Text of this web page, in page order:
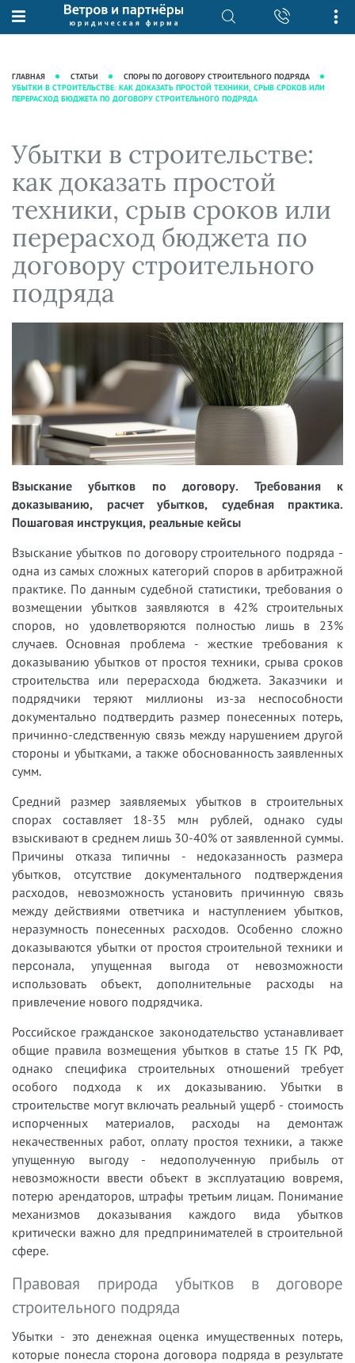
О нас
Рекомендации
Преимущества юридической
фирмы
Кейсы
Вакансии
Юридические услуги
Интеллектуальная собственность
Налоговая практика
Сопровождение бизнеса
Ведение уголовных дел
Защита активов
Ведение дел о банкротстве
База знаний
практики"
Аудиоподкасты
Видеоподкасты
Справочная
Вопросы-ответы
Вебинары и семинары
Прямые эфиры
ГЛАВНАЯ СТАТЬИ
СПОРЫ ПО ДОГОВОРУ СТРОИТЕЛЬНОГО ПОДРЯДА
УБЫТКИ В СТРОИТЕЛЬСТВЕ: КАК ДОКАЗАТЬ ПРОСТОЙ ТЕХНИКИ, СРЫВ СРОКОВ ИЛИ
ПЕРЕРАСХОД БЮДЖЕТА ПО ДОГОВОРУ СТРОИТЕЛЬНОГО ПОДРЯДА
Убытки в строительстве:
как доказать простой
техники, срыв сроков или
перерасход бюджета по
договору строительного
подряда
Взыскание убытков по договору. Требования к
доказыванию, расчет убытков, судебная практика.
Пошаговая инструкция, реальные кейсы
Взыскание убытков по договору строительного подряда -
одна из самых сложных категорий споров в арбитражной
практике. По данным судебной статистики, требования о
возмещении убытков заявляются в 42% строительных
споров, но удовлетворяются полностью лишь в 23%
случаев. Основная проблема - жесткие требования к
доказыванию убытков от простоя техники, срыва сроков
строительства или перерасхода бюджета. Заказчики и
подрядчики теряют миллионы из-за неспособности
документально подтвердить размер понесенных потерь,
причинно-следственную связь между нарушением другой
стороны и убытками, а также обоснованность заявленных
сумм.
Средний размер заявляемых убытков в строительных
спорах составляет 18-35 млн рублей, однако суды
взыскивают в среднем лишь 30-40% от заявленной суммы.
Причины отказа типичны - недоказанность размера
убытков, отсутствие документального подтверждения
расходов, невозможность установить причинную связь
между действиями ответчика и наступлением убытков,
неразумность понесенных расходов. Особенно сложно
доказываются убытки от простоя строительной техники и
персонала, упущенная выгода от невозможности
использовать объект, дополнительные расходы на
привлечение нового подрядчика.
Российское гражданское законодательство устанавливает
общие правила возмещения убытков в статье 15 ГК РФ,
однако специфика строительных отношений требует
особого подхода к их доказыванию. Убытки в
строительстве могут включать реальный ущерб - стоимость
испорченных материалов, расходы на демонтаж
некачественных работ, оплату простоя техники, а также
упущенную выгоду - недополученную прибыль от
невозможности ввести объект в эксплуатацию вовремя,
потерю арендаторов, штрафы третьим лицам. Понимание
механизмов доказывания каждого вида убытков
критически важно для предпринимателей в строительной
сфере.
Правовая природа убытков в договоре
строительного подряда
Убытки - это денежная оценка имущественных потерь,
которые понесла сторона договора подряда в результате